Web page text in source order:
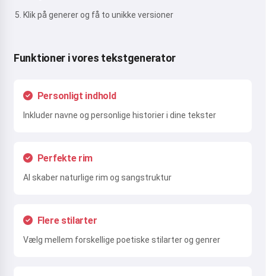
Klik på generer og få to unikke versioner
Funktioner i vores tekstgenerator
Personligt indhold
Inkluder navne og personlige historier i dine tekster
Perfekte rim
AI skaber naturlige rim og sangstruktur
Flere stilarter
Vælg mellem forskellige poetiske stilarter og genrer